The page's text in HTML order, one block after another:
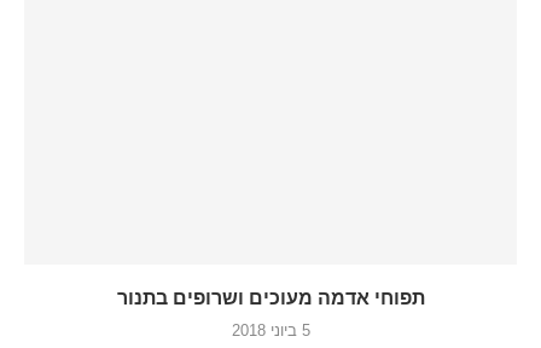
תפוחי אדמה מעוכים ושרופים בתנור
5 ביוני 2018